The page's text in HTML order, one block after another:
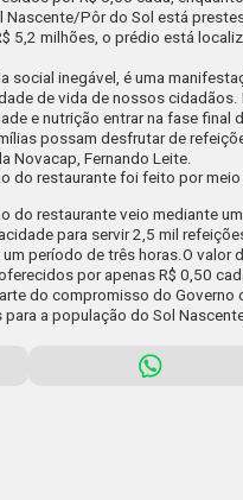
Nascente/Pôr do Sol está
5,2 milhões, o prédio está
social inegável, é uma
de vida de nossos
e nutrição entrar na fase final
possam desfrutar de
Novacap, Fernando Leite.
do restaurante foi feito por
do restaurante veio mediante
para servir 2,5 mil
período de três horas.O valor
por apenas R$ 0,50
do compromisso do Governo
a população do Sol